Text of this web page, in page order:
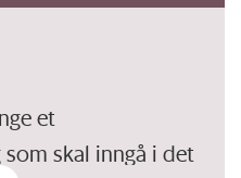
et
skal inngå i det